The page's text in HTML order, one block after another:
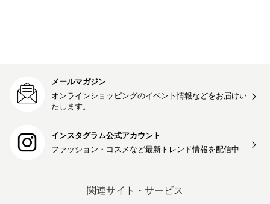
メールマガジン
オンラインショッピングのイベント情報などをお届けい
たします。
インスタグラム公式アカウント
ファッション・コスメなど最新トレンド情報を配信中
関連サイト・サービス